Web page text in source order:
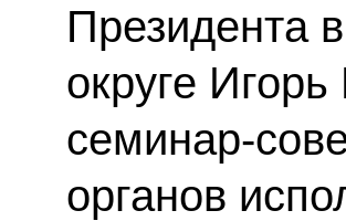
Президента
округе
семинар-
органов